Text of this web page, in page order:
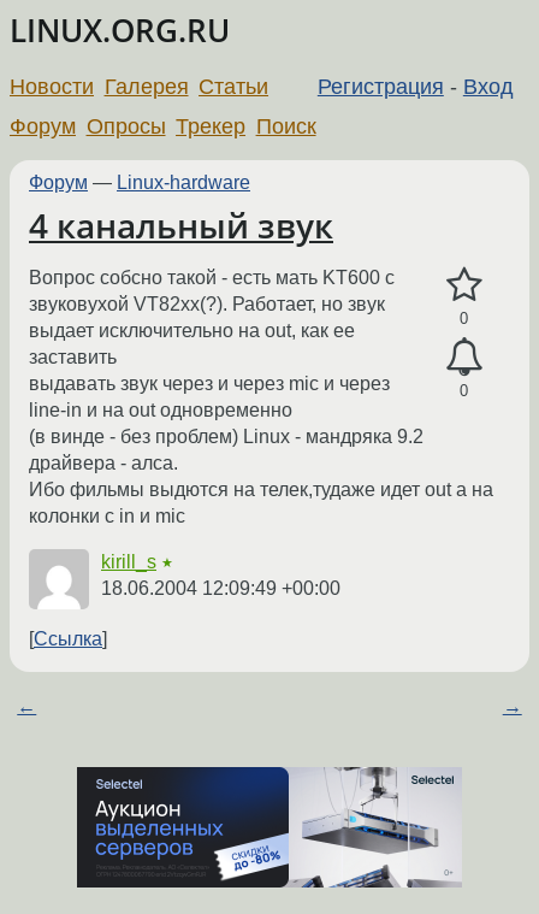
LINUX.ORG.RU
Регистрация - Вход
Новости Галерея Статьи
Форум Опросы Трекер Поиск
Форум — Linux-hardware
4 канальный звук
0
0
Вопрос собсно такой - есть мать KT600 с
звуковухой VT82xx(?). Работает, но звук
выдает исключительно на out, как ее
заставить
выдавать звук через и через mic и через
line-in и на out одновременно
(в винде - без проблем) Linux - мандряка 9.2
драйвера - алса.
Ибо фильмы выдются на телек,тудаже идет out а на
колонки с in и mic
kirill_s ★
18.06.2004 12:09:49 +00:00
Ссылка
← →